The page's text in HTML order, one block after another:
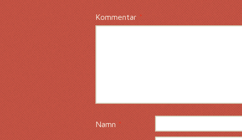
Kommentar *
Namn*